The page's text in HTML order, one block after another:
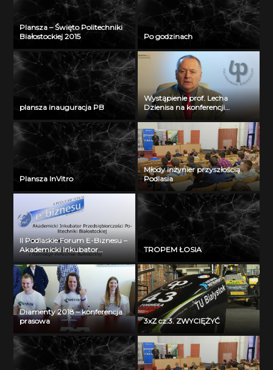
Plansza – Święto Politechniki
Białostockiej 2015
Po godzinach
plansza inauguracja PB
Wystąpienie prof. Lecha
Dzienisa na konferencji
„Integration, partnership and
innovations in civil engineering
and education”
Plansza InVitro
Młody inżynier przyszłością
Podlasia
II Podlaskie Forum E-Biznesu –
Akademicki Inkubator
Przedsiębiorczości Politechniki
Białostockiej – Jerzy Muszyński
TROPEM ŁOSIA
Diamenty 2018 – konferencja
prasowa
3xZ cz.3. ZWYCIĘŻYĆ